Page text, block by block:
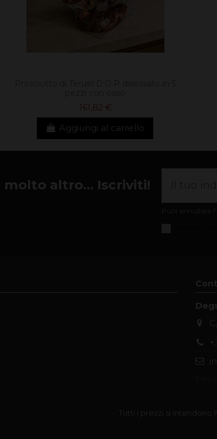
161,82 €
Aggiungi al carrello
altro... Iscriviti!
Tutti i prezzi si intendono